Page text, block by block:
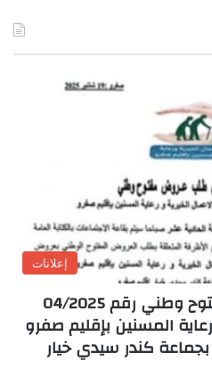
إعلانات
إعلان عن طلب عروض مفتوح وطني رقم 04/2025
المسنين بإقليم صفرو
بجماعة كندر سيدي خيار